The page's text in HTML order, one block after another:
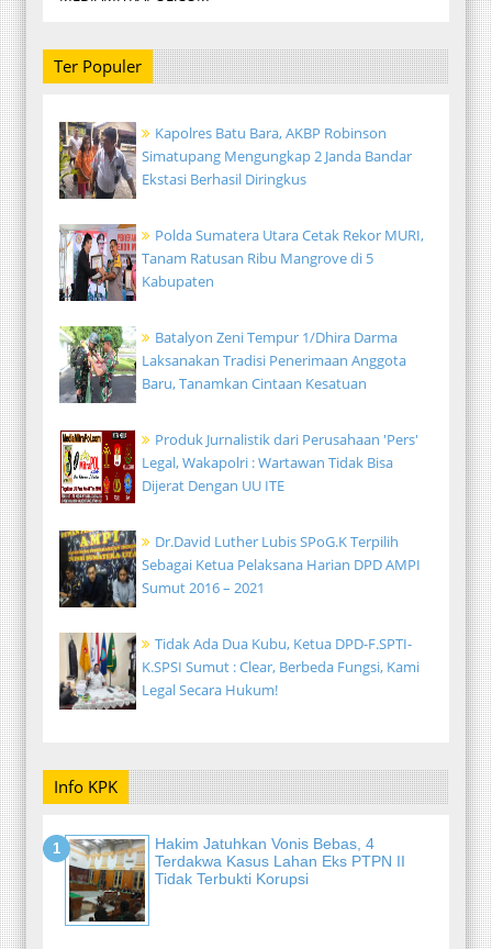
Ter Populer
Kapolres Batu Bara, AKBP Robinson
Simatupang Mengungkap 2 Janda Bandar
Ekstasi Berhasil Diringkus
Polda Sumatera Utara Cetak Rekor MURI,
Tanam Ratusan Ribu Mangrove di 5
Kabupaten
Batalyon Zeni Tempur 1/Dhira Darma
Laksanakan Tradisi Penerimaan Anggota
Baru, Tanamkan Cintaan Kesatuan
Produk Jurnalistik dari Perusahaan 'Pers'
Legal, Wakapolri : Wartawan Tidak Bisa
Dijerat Dengan UU ITE
Dr.David Luther Lubis SPoG.K Terpilih
Sebagai Ketua Pelaksana Harian DPD AMPI
Sumut 2016 – 2021
Tidak Ada Dua Kubu, Ketua DPD-F.SPTI-
K.SPSI Sumut : Clear, Berbeda Fungsi, Kami
Legal Secara Hukum!
Info KPK
Hakim Jatuhkan Vonis Bebas, 4
Terdakwa Kasus Lahan Eks PTPN II
Tidak Terbukti Korupsi